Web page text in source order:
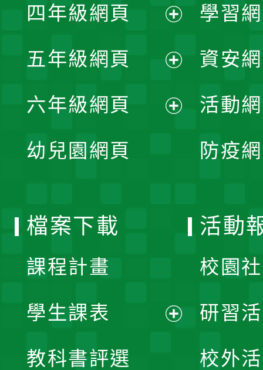
選
單
開
選
單
四年級網頁
開
選
五年級網頁
開
六年級網頁
幼兒園網頁
學習
資安
活動
防疫
檔案下載
課程計畫
學生課表
教科書評選
活動
校園
研習
校外